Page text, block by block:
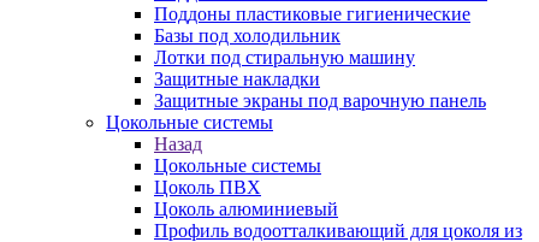
Поддоны пластиковые гигиенические
Базы под холодильник
Лотки под стиральную машину
Защитные накладки
Защитные экраны под варочную панель
Цокольные системы
Назад
Цокольные системы
Цоколь ПВХ
Цоколь алюминиевый
Профиль водоотталкивающий для цоколя из